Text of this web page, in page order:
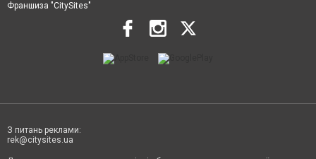
Франшиза "CitySites"
З питань реклами:
rek@citysites.ua